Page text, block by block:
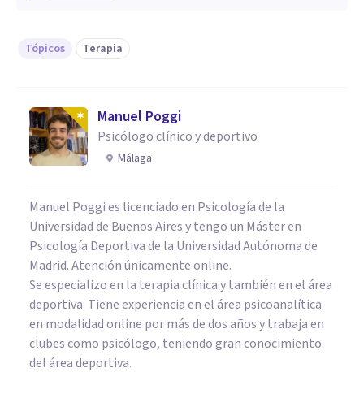
Tópicos Terapia
Manuel Poggi
Psicólogo clínico y deportivo
Málaga
Manuel Poggi es licenciado en Psicología de la
Universidad de Buenos Aires y tengo un Máster en
Psicología Deportiva de la Universidad Autónoma de
Madrid. Atención únicamente online.
Se especializo en la terapia clínica y también en el área
deportiva. Tiene experiencia en el área psicoanalítica
en modalidad online por más de dos años y trabaja en
clubes como psicólogo, teniendo gran conocimiento
del área deportiva.